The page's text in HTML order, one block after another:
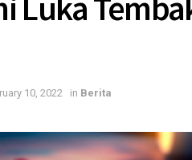
10, 2022 in Berita